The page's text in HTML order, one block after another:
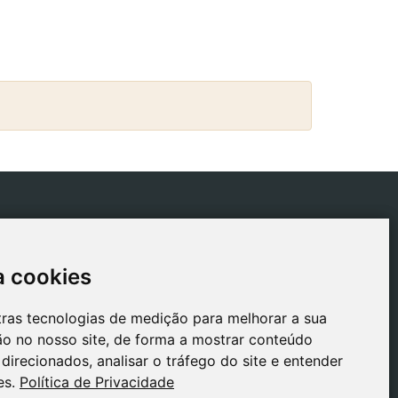
cookies
tecnologias de medição para melhorar a sua
no nosso site, de forma a mostrar conteúdo
analisar o tráfego do site e entender
Política de Privacidade
cookies
tecnologias de medição para melhorar a sua
no nosso site, de forma a mostrar conteúdo
analisar o tráfego do site e entender
Política de Privacidade
de Cookies
de
Legal
Madrid
+34 918 459 877
Segunda a Sexta